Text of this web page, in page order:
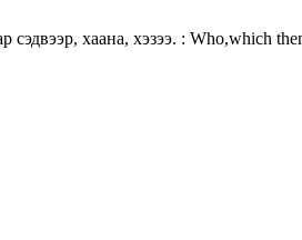
хаана, хэзээ. : Who,which